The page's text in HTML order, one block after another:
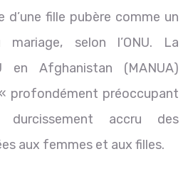
d’une fille pubère comme un
mariage, selon l’ONU. La
en Afghanistan (MANUA)
profondément préoccupant
accru des
aux femmes et aux filles.